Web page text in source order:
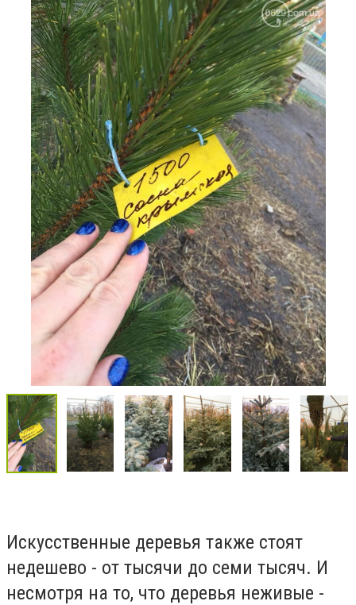
Искусственные деревья также стоят
недешево - от тысячи до семи тысяч. И
несмотря на то, что деревья неживые -